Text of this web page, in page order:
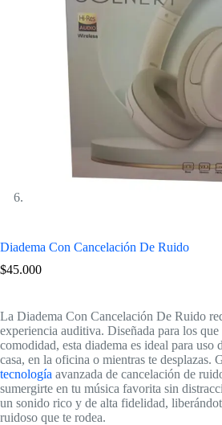
Diadema Con Cancelación De Ruido
$45.000
La Diadema Con Cancelación De Ruido
experiencia auditiva. Diseñada para los
comodidad, esta diadema es ideal para uso
casa, en la oficina o mientras te desplazas.
tecnología avanzada de cancelación de
sumergirte en tu música favorita sin
un sonido rico y de alta fidelidad,
ruidoso que te rodea.